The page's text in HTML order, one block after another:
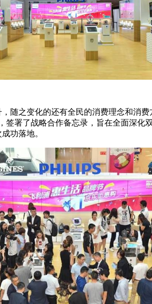
随之变化的还有全民的消费理念和消
署了战略合作备忘录，旨在全面深
功落地。